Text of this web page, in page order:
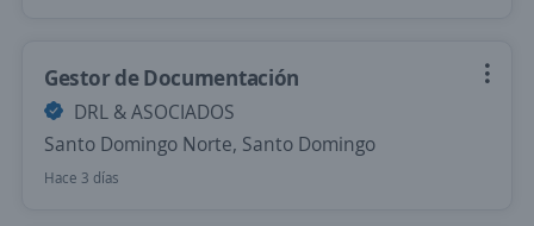
Gestor de Documentación
DRL & ASOCIADOS
Santo Domingo Norte, Santo Domingo
Hace 3 días